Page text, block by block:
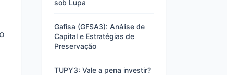
sob Lupa
Gafisa (GFSA3): Análise de
Capital e Estratégias de
Preservação
TUPY3: Vale a pena investir?